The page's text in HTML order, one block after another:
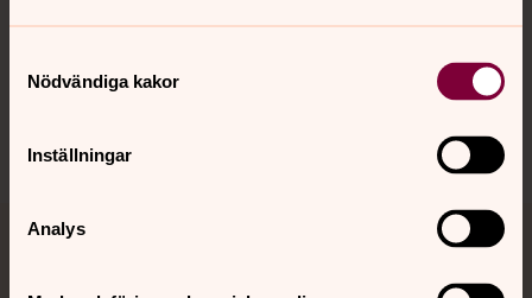
Nödvändiga kakor
Inställningar
Analys
Sociala kanaler